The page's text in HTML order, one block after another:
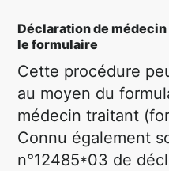
Déclaration de
le formulaire
Cette procédure
au moyen du
médecin traitant
Connu également
n°12485*03 de